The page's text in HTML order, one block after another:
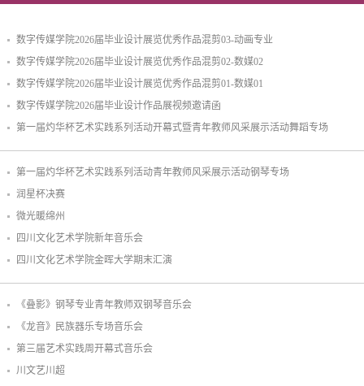
数字传媒学院2026届毕业设计展览优秀作品混剪03-动画专业
数字传媒学院2026届毕业设计展览优秀作品混剪02-数媒02
数字传媒学院2026届毕业设计展览优秀作品混剪01-数媒01
数字传媒学院2026届毕业设计作品展视频邀请函
第一届灼华杯艺术实践系列活动开幕式暨青年教师风采展示活动舞蹈专场
第一届灼华杯艺术实践系列活动青年教师风采展示活动钢琴专场
润星杯决赛
微光暖绵州
四川文化艺术学院新年音乐会
四川文化艺术学院金晖大学期末汇演
《叠影》钢琴专业青年教师双钢琴音乐会
《龙音》民族器乐专场音乐会
第三届艺术实践周开幕式音乐会
川文艺川超